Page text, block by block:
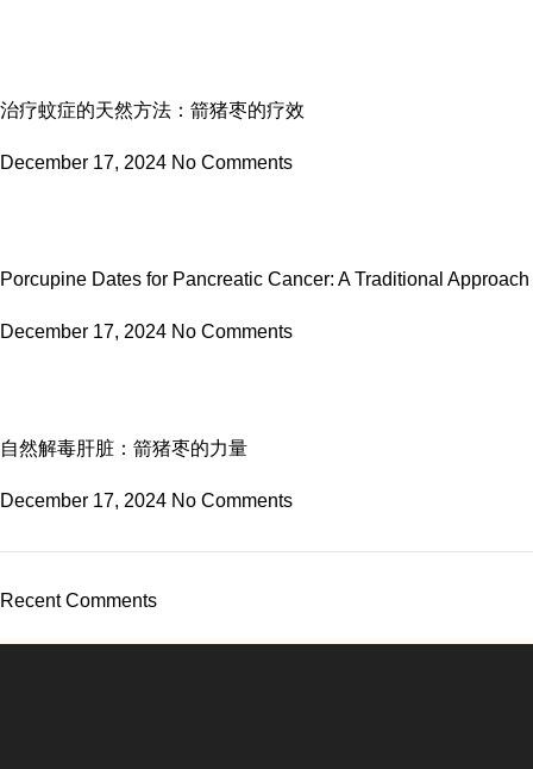
治疗蚊症的天然方法：箭猪枣的疗效
December 17, 2024 No Comments
Porcupine Dates for Pancreatic Cancer: A Traditional Approach
December 17, 2024 No Comments
自然解毒肝脏：箭猪枣的力量
December 17, 2024 No Comments
Recent Comments